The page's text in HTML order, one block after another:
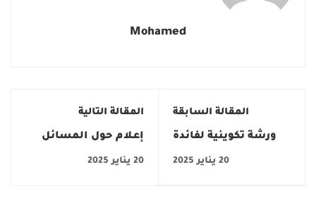
Mohamed
المقالة السابقة
ورشة تكوينية لفائدة
طلبة الدكتورا
20 يناير 2025
المقالة التالية
إعـلام حول المسائل
الاختيارية للسداسي
20 يناير 2025